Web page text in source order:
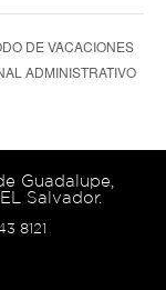
DE VACACIONES
ADMINISTRATIVO
Guadalupe,
Salvador.
8121